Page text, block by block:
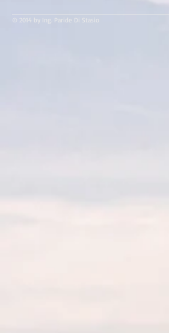
© 2014 by Ing. Paride Di Stasio